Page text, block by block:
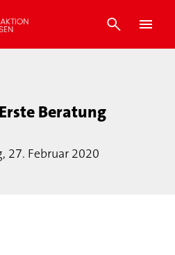
Beratung
27. Februar 2020